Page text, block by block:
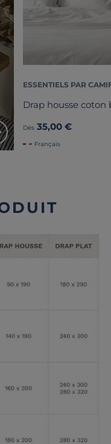
ESSENTIELS PAR
Drap housse coton
Dès 35,00 €
Français